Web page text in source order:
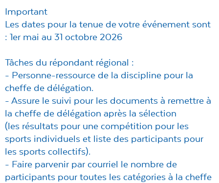
Important
Les dates pour la tenue de votre événement sont
: 1er mai au 31 octobre 2026
Tâches du répondant régional :
- Personne-ressource de la discipline pour la
cheffe de délégation.
- Assure le suivi pour les documents à remettre à
la cheffe de délégation après la sélection
(les résultats pour une compétition pour les
sports individuels et liste des participants pour
les sports collectifs).
- Faire parvenir par courriel le nombre de
participants pour toutes les catégories à la cheffe